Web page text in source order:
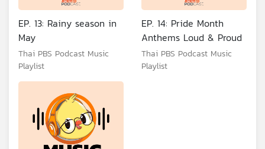
EP. 13: Rainy season in
May
Thai PBS Podcast Music
Playlist
EP. 14: Pride Month
Anthems Loud & Proud
Thai PBS Podcast Music
Playlist